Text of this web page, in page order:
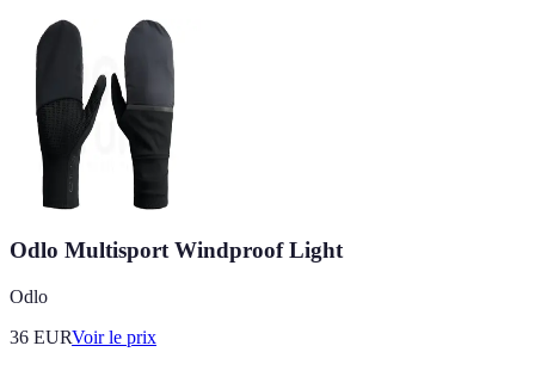
Odlo Multisport Windproof Light
Odlo
36 EURVoir le prix